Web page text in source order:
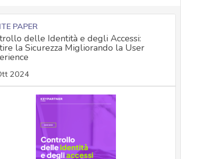
PAPER
delle Identità e degli Accessi:
la Sicurezza Migliorando la User
2024